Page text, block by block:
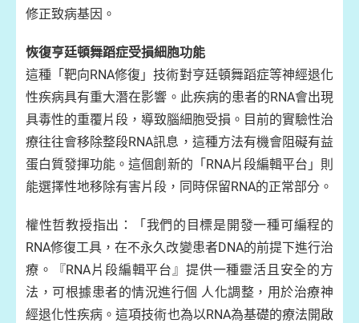
修正致病基因。
恢復亨廷頓舞蹈症受損細胞功能
這種「靶向RNA修復」技術對亨廷頓舞蹈症等神經退化
性疾病具有重大潛在影響。此疾病的患者的RNA會出現
具毒性的重覆片段，導致腦細胞受損。目前的實驗性治
療往往會移除整段RNA訊息，這種方法有機會阻礙有益
蛋白質發揮功能。這個創新的「RNA片段編輯平台」則
能選擇性地移除有害片段，同時保留RNA的正常部分。
權性哲教授指出：「我們的目標是開發一種可編程的
RNA修復工具，在不永久改變患者DNA的前提下進行治
療。『RNA片段編輯平台』提供一種靈活且安全的方
法，可根據患者的情況進行個 人化調整，用於治療神
經退化性疾病。這項技術也為以RNA為基礎的療法開啟